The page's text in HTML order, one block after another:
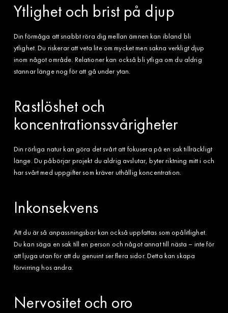
Ytlighet och brist på djup
Din förmåga att snabbt röra dig mellan ämnen kan ibland bli
ytlighet. Du riskerar att veta lite om mycket men sakna verkligt djup
inom något område. Relationer kan också bli ytliga om du aldrig
stannar länge nog för att gå under ytan.
Rastlöshet och
koncentrationssvårigheter
Din rörliga natur kan göra det svårt att fokusera på en sak tillräckligt
länge. Du påbörjar projekt du aldrig avslutar, byter riktning mitt i och
har svårt med uppgifter som kräver uthållig koncentration.
Inkonsekvens
Att du är så anpassningsbar kan också uppfattas som opålitlighet.
Du kan säga en sak till en person och något annat till nästa – inte för
att ljuga utan för att du genuint ser flera sidor. Detta kan skapa
förvirring hos andra.
Nervositet och oro